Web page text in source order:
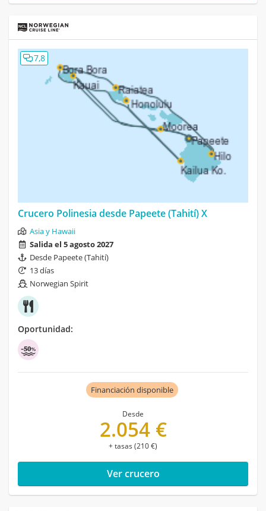
7,8
Crucero Polinesia desde Papeete (Tahití) X
Asia y Hawaii
Salida el 5 agosto 2027
Desde Papeete (Tahití)
13 días
Norwegian Spirit
Oportunidad:
Financiación disponible
Desde
2.054 €
+ tasas (210 €)
Ver crucero